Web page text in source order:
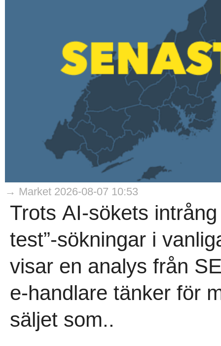
→ Market 2026-08-07 10:53
Trots AI-sökets
test”-sökningar i
visar en analys från
e-handlare tänker för
säljet som..